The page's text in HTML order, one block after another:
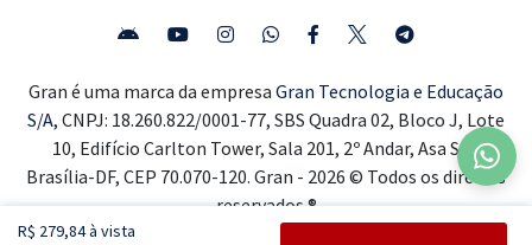
R$ 279,84 à vista
Gran é uma marca da empresa Gran Tecnologia e Educação
S/A, CNPJ: 18.260.822/0001-77, SBS Quadra 02, Bloco J, Lote
10, Edifício Carlton Tower, Sala 201, 2º Andar, Asa Sul,
Brasília-DF, CEP 70.070-120. Gran - 2026 © Todos os direitos
reservados ®